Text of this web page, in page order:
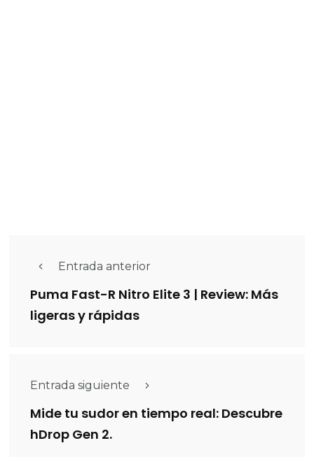
Entrada anterior
Puma Fast-R Nitro Elite 3 | Review: Más
ligeras y rápidas
Entrada siguiente
Mide tu sudor en tiempo real: Descubre
hDrop Gen 2.